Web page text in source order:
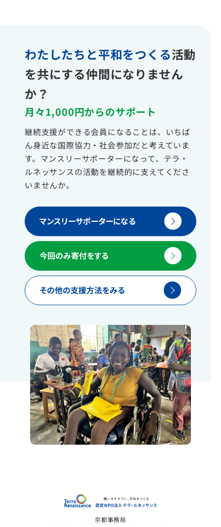
わたしたちと平和をつくる活動
を共にする仲間になりません
か？
月々1,000円からのサポート
継続支援ができる会員になることは、いちば
ん身近な国際協力・社会参加だと考えていま
す。マンスリーサポーターになって、テラ・
ルネッサンスの活動を継続的に支えてくださ
いませんか。
マンスリーサポーターになる
今回のみ寄付をする
その他の支援方法をみる
京都事務局